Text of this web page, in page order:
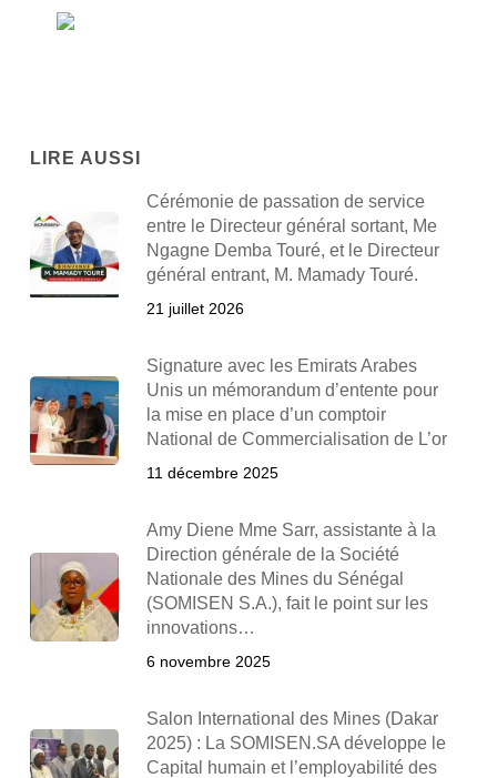
LIRE AUSSI
Cérémonie de passation de service
entre le Directeur général sortant, Me
Ngagne Demba Touré, et le Directeur
général entrant, M. Mamady Touré.
21 juillet 2026
Signature avec les Emirats Arabes
Unis un mémorandum d’entente pour
la mise en place d’un comptoir
National de Commercialisation de L’or
11 décembre 2025
Amy Diene Mme Sarr, assistante à la
Direction générale de la Société
Nationale des Mines du Sénégal
(SOMISEN S.A.), fait le point sur les
innovations…
6 novembre 2025
Salon International des Mines (Dakar
2025) : La SOMISEN.SA développe le
Capital humain et l’employabilité des